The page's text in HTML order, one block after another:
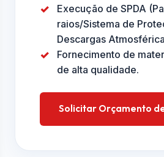
Execução de SPDA
raios/Sistema de
Descargas
Fornecimento de
de alta qualidade.
Solicitar Orçamento